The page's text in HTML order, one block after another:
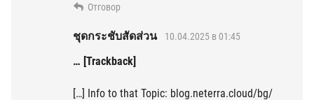
Отговор
ชุดกระชับสัดส่วน 10.04.2025 в 01:45
… [Trackback]
[…] Info to that Topic: blog.neterra.cloud/bg/